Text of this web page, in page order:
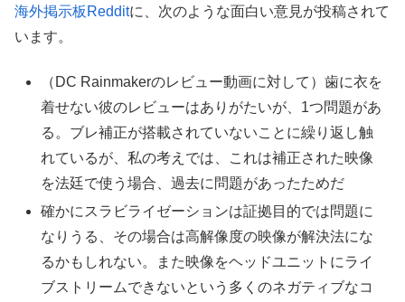
海外掲示板Redditに、次のような面白い意見が投稿されて
います。
（DC Rainmakerのレビュー動画に対して）歯に衣を
着せない彼のレビューはありがたいが、1つ問題があ
る。ブレ補正が搭載されていないことに繰り返し触
れているが、私の考えでは、これは補正された映像
を法廷で使う場合、過去に問題があったためだ
確かにスラビライゼーションは証拠目的では問題に
なりうる、その場合は高解像度の映像が解決法にな
るかもしれない。また映像をヘッドユニットにライ
ブストリームできないという多くのネガティブなコ